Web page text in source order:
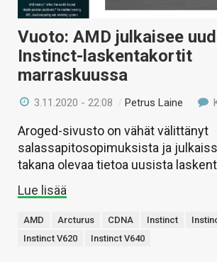
HAKU
Vuoto: AMD julkaisee
Instinct-laskentakortit
marraskuussa
3.11.2020 - 22:08 / Petrus Laine
Aroged-sivusto on vähät välittänyt
salassapitosopimuksista ja
takana olevaa tietoa uusista
Lue lisää
AMD Arcturus CDNA Instinct
Instinct V620
Instinct V640